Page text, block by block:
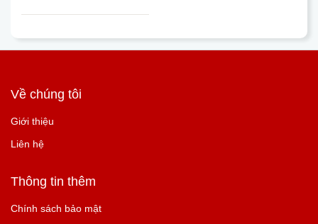
Về chúng tôi
Giới thiệu
Liên hệ
Thông tin thêm
Chính sách bảo mật